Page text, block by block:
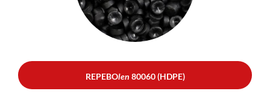
HDPE FÜR BESCHICHTUNG
REPEBOlen 80060 (HDPE)